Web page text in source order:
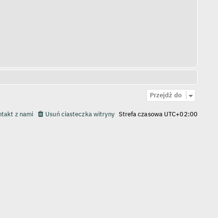
Przejdź do
Strefa czasowa UTC+02:00
Usuń ciasteczka witryny
z nami